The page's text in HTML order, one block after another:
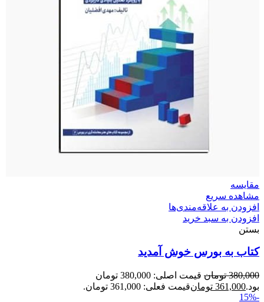
مقایسه
مشاهده سریع
افزودن به علاقه‌مندی‌ها
افزودن به سبد خرید
بستن
کتاب به بورس خوش آمدید
380,000 تومان
قیمت اصلی: 380,000 تومان
بود.361,000 تومانقیمت فعلی: 361,000 تومان.
-15%